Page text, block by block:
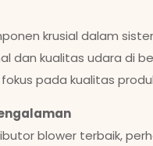
krusial dalam
dan kualitas udara di
pada kualitas
blower terbaik,